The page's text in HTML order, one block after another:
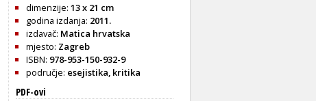
dimenzije: 13 x 21 cm
godina izdanja: 2011.
izdavač: Matica hrvatska
mjesto: Zagreb
ISBN: 978-953-150-932-9
područje: esejistika, kritika
PDF-ovi